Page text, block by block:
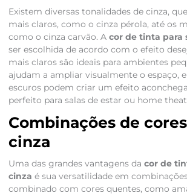
Existem diversas tonalidades de cinza,
mais claros, como o cinza pérola, até os
como o cinza carvão. A cor de tinta para
ser escolhida de acordo com o efeito
mais claros são ideais para ambientes
ajudam a ampliar visualmente o espaço,
escuros podem criar um efeito
perfeito para salas de estar ou home
Combinações de
cinza
Uma das grandes vantagens da cor de
cinza é sua versatilidade em
combinado com cores quentes, como